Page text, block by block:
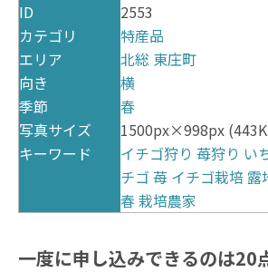
ID
2553
カテゴリ
特産品
エリア
北総 東庄町
向き
横
季節
春
写真サイズ
1500px×998px
キーワード
イチゴ狩り 苺狩り い
チゴ 苺 イチゴ栽培 露
春栽培農家
一度に申し込みできるのは20